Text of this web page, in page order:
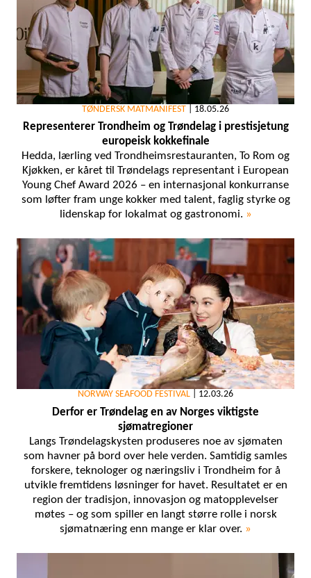
TØNDERSK MATMANIFEST 18.05.26
Representerer Trondheim og Trøndelag i prestisjetung
europeisk kokkefinale
Hedda, lærling ved Trondheimsrestauranten, To Rom og
Kjøkken, er kåret til Trøndelags representant i European
Young Chef Award 2026 – en internasjonal konkurranse
som løfter fram unge kokker med talent, faglig styrke og
lidenskap for lokalmat og gastronomi. »
NORWAY SEAFOOD FESTIVAL 12.03.26
Derfor er Trøndelag en av Norges viktigste
sjømatregioner
Langs Trøndelagskysten produseres noe av sjømaten
som havner på bord over hele verden. Samtidig samles
forskere, teknologer og næringsliv i Trondheim for å
utvikle fremtidens løsninger for havet. Resultatet er en
region der tradisjon, innovasjon og matopplevelser
møtes – og som spiller en langt større rolle i norsk
sjømatnæring enn mange er klar over. »